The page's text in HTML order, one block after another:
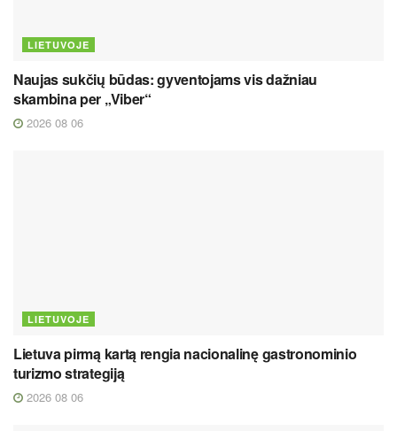
LIETUVOJE
Naujas sukčių būdas: gyventojams vis dažniau
skambina per „Viber“
2026 08 06
LIETUVOJE
Lietuva pirmą kartą rengia nacionalinę gastronominio
turizmo strategiją
2026 08 06